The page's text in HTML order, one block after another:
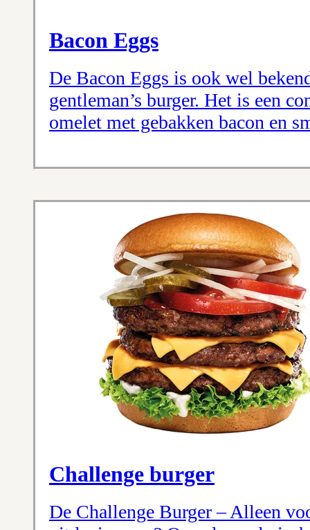
Bacon Eggs
De Bacon Eggs is ook wel
gentleman’s burger. Het is een
omelet met gebakken bacon en
Challenge burger
De Challenge Burger – Alleen